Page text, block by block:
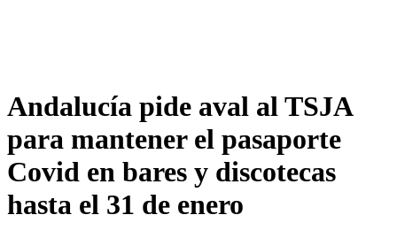
Andalucía pide aval al TSJA
para mantener el pasaporte
Covid en bares y discotecas
hasta el 31 de enero